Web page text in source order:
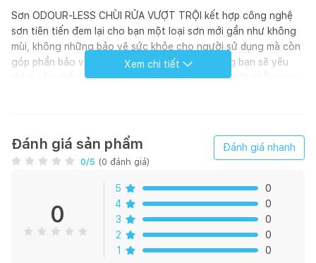
Sơn ODOUR-LESS CHÙI RỬA VƯỢT TRỘI kết hợp công nghệ
sơn tiên tiến đem lại cho bạn một loại sơn mới gần như không
mùi, không những bảo vệ sức khỏe cho người sử dụng mà còn
góp phần bảo vệ môi trường. Chúng tôi hy vọng bạn sẽ yêu
thích sản phẩm này - từ độ bao phủ cao với bề mặt phẳng mịn
hơn, màng sơn thậm chí có thể chịu được chùi rửa. Do vậy, sơn
ODOUR-LESS CHÙI RỬA VƯỢT TRỘI sẽ đem đến cho bạn bề
- Là loại sơn nước nội thất rất thân thiện với môi trường
Xem chi tiết
Đánh giá sản phẩm
0/5 (0 đánh giá)
Đánh giá nhanh
0
5
0
4
0
3
0
2
0
1
0